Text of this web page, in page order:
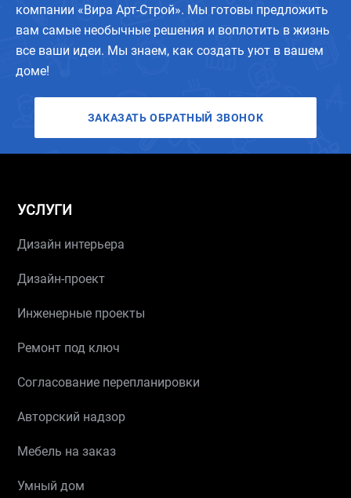
компании «Вира Арт-Строй». Мы готовы предложить
вам самые необычные решения и воплотить в жизнь
все ваши идеи. Мы знаем, как создать уют в вашем
доме!
ЗАКАЗАТЬ ОБРАТНЫЙ ЗВОНОК
УСЛУГИ
Дизайн интерьера
Дизайн-проект
Инженерные проекты
Ремонт под ключ
Согласование перепланировки
Авторский надзор
Мебель на заказ
Умный дом